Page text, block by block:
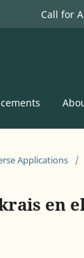
Call for
Applications /
en